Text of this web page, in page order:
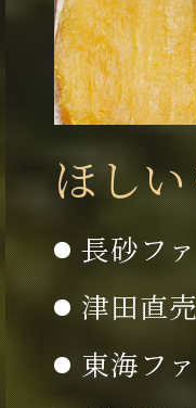
ほしい
長砂フ
津田直
東海フ